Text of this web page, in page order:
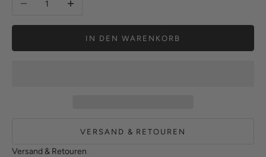
IN DEN WARENKORB
VERSAND & RETOUREN
Versand & Retouren